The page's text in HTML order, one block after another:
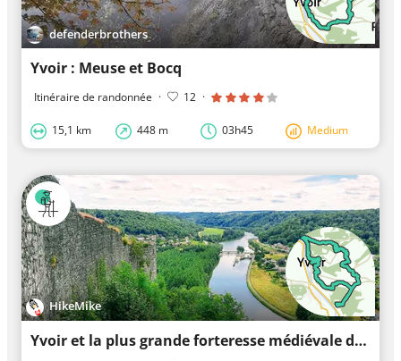
defenderbrothers
Yvoir : Meuse et Bocq
Itinéraire de randonnée · 12 ·
15,1 km 448 m 03h45 Medium
HikeMike
Yvoir et la plus grande forteresse médiévale de la vallée de la Meuse